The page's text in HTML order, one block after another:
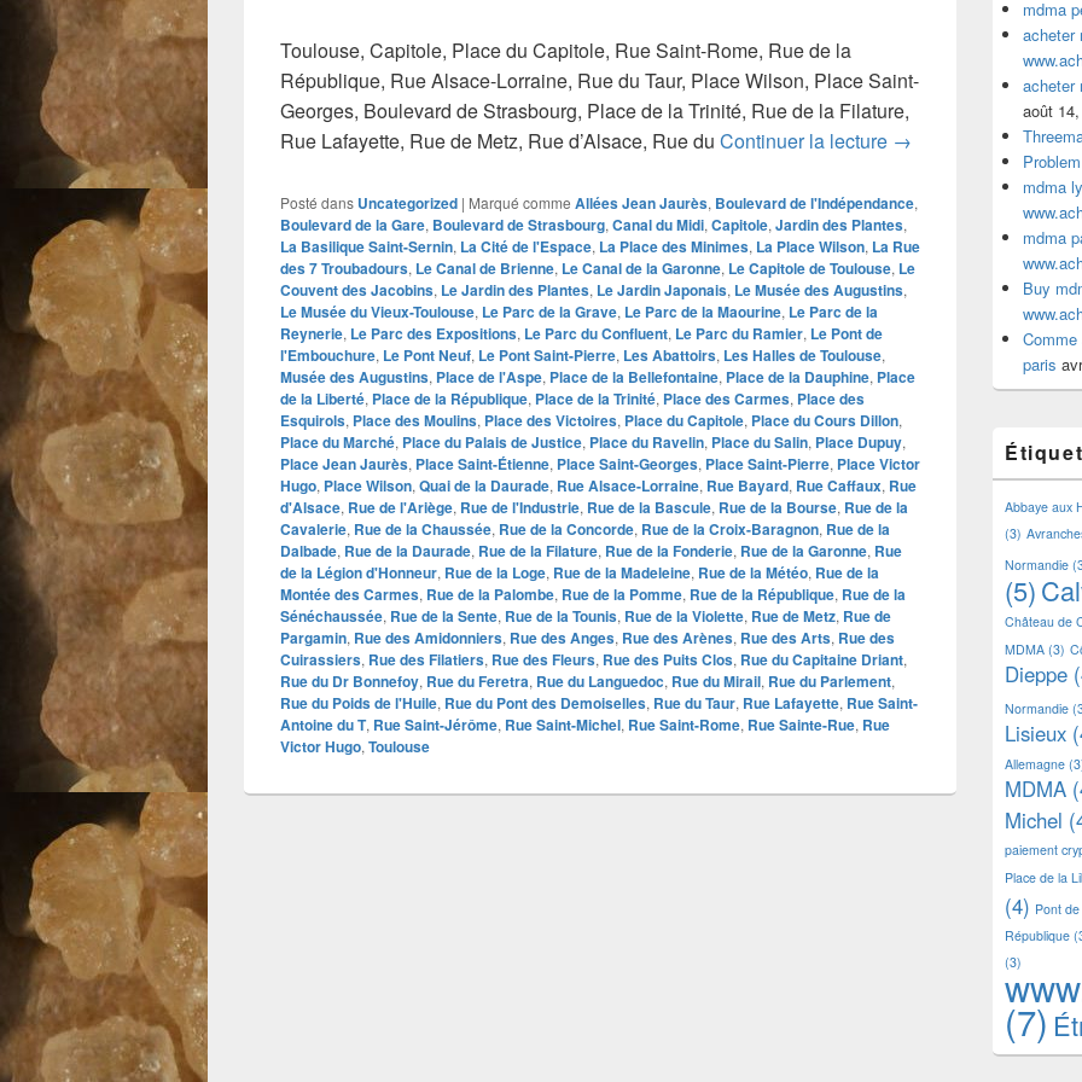
Toulouse, Capitole, Place du Capitole, Rue Saint-Rome, Rue de la
République, Rue Alsace-Lorraine, Rue du Taur, Place Wilson, Place Saint-
Georges, Boulevard de Strasbourg, Place de la Trinité, Rue de la Filature,
Rue Lafayette, Rue de Metz, Rue d’Alsace, Rue du Continuer la lecture Comme acheter
→
Posté dans Uncategorized | Marqué comme Allées Jean Jaurès, Boulevard de l'Indépendance,
Boulevard de la Gare, Boulevard de Strasbourg, Canal du Midi, Capitole, Jardin des Plantes,
La Basilique Saint-Sernin, La Cité de l'Espace, La Place des Minimes, La Place Wilson, La Rue
des 7 Troubadours, Le Canal de Brienne, Le Canal de la Garonne, Le Capitole de Toulouse, Le
Couvent des Jacobins, Le Jardin des Plantes, Le Jardin Japonais, Le Musée des Augustins,
Le Musée du Vieux-Toulouse, Le Parc de la Grave, Le Parc de la Maourine, Le Parc de la
Reynerie, Le Parc des Expositions, Le Parc du Confluent, Le Parc du Ramier, Le Pont de
l'Embouchure, Le Pont Neuf, Le Pont Saint-Pierre, Les Abattoirs, Les Halles de Toulouse,
Musée des Augustins, Place de l'Aspe, Place de la Bellefontaine, Place de la Dauphine, Place
de la Liberté, Place de la République, Place de la Trinité, Place des Carmes, Place des
Esquirols, Place des Moulins, Place des Victoires, Place du Capitole, Place du Cours Dillon,
Place du Marché, Place du Palais de Justice, Place du Ravelin, Place du Salin, Place Dupuy,
Place Jean Jaurès, Place Saint-Étienne, Place Saint-Georges, Place Saint-Pierre, Place Victor
Hugo, Place Wilson, Quai de la Daurade, Rue Alsace-Lorraine, Rue Bayard, Rue Caffaux, Rue
d'Alsace, Rue de l'Ariège, Rue de l'Industrie, Rue de la Bascule, Rue de la Bourse, Rue de la
Cavalerie, Rue de la Chaussée, Rue de la Concorde, Rue de la Croix-Baragnon, Rue de la
Dalbade, Rue de la Daurade, Rue de la Filature, Rue de la Fonderie, Rue de la Garonne, Rue
de la Légion d'Honneur, Rue de la Loge, Rue de la Madeleine, Rue de la Météo, Rue de la
Montée des Carmes, Rue de la Palombe, Rue de la Pomme, Rue de la République, Rue de la
Sénéchaussée, Rue de la Sente, Rue de la Tounis, Rue de la Violette, Rue de Metz, Rue de
Pargamin, Rue des Amidonniers, Rue des Anges, Rue des Arènes, Rue des Arts, Rue des
Cuirassiers, Rue des Filatiers, Rue des Fleurs, Rue des Puits Clos, Rue du Capitaine Driant,
Rue du Dr Bonnefoy, Rue du Feretra, Rue du Languedoc, Rue du Mirail, Rue du Parlement,
Rue du Poids de l'Huile, Rue du Pont des Demoiselles, Rue du Taur, Rue Lafayette, Rue Saint-
Antoine du T, Rue Saint-Jérôme, Rue Saint-Michel, Rue Saint-Rome, Rue Sainte-Rue, Rue
Victor Hugo, Toulouse
mdma
acheter
acheter
août
mdma
mdma
Buy
paris
Abbaye aux
(3)
Normandie
(5)
Château de
MDMA (3)
Dieppe
Normandie
Lisieux
Allemagne
MDMA
Michel
paiement
Place de la
(4) Pont
République
(3)
(7)